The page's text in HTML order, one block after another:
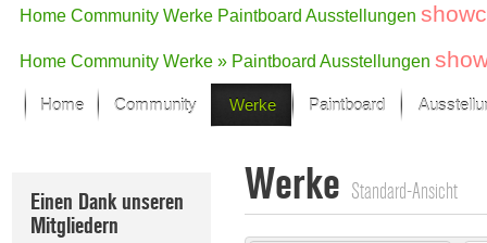
Home Community Werke Paintboard Ausstellungen
Home Community Werke » Paintboard Ausstellungen
Home Community Werke
Der letzte Monat im Fokus
Alle Fokus-Werke
Standard-Ansicht
Paintboard
Einen Dank unseren
Mitgliedern
Werke Standard-Ansicht